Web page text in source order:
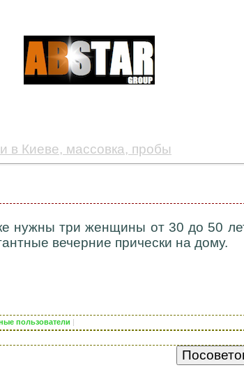
в Киеве, массовка, пробы
нужны три женщины от 30 до 50
вечерние прически на дому.
пользователи |